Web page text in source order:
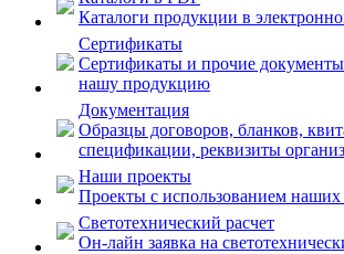
Каталоги продукции в
Сертификаты
Сертификаты и прочие документы
нашу продукцию
Документация
Образцы договоров, бланков,
спецификации, реквизиты
Наши проекты
Проекты с использованием наших
Светотехнический расчет
Он-лайн заявка на